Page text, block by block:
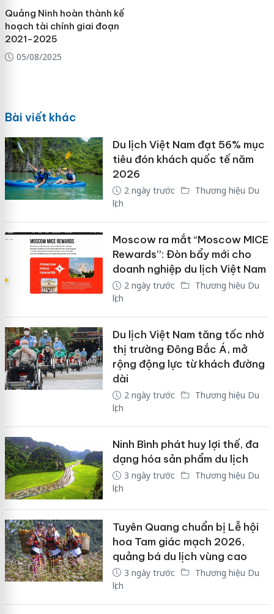
Quảng Ninh hoàn thành kế
hoạch tài chính giai đoạn
2021-2025
05/08/2025
Bài viết khác
Du lịch Việt Nam đạt 56% mục
tiêu đón khách quốc tế năm
2026
2 ngày trước
Thương hiệu Du
lịch
Moscow ra mắt “Moscow MICE
Rewards”: Đòn bẩy mới cho
doanh nghiệp du lịch Việt Nam
2 ngày trước
Thương hiệu Du
lịch
Du lịch Việt Nam tăng tốc nhờ
thị trường Đông Bắc Á, mở
rộng động lực từ khách đường
dài
2 ngày trước
Thương hiệu Du
lịch
Ninh Bình phát huy lợi thế, đa
dạng hóa sản phẩm du lịch
3 ngày trước
Thương hiệu Du
lịch
Tuyên Quang chuẩn bị Lễ hội
hoa Tam giác mạch 2026,
quảng bá du lịch vùng cao
3 ngày trước
Thương hiệu Du
lịch